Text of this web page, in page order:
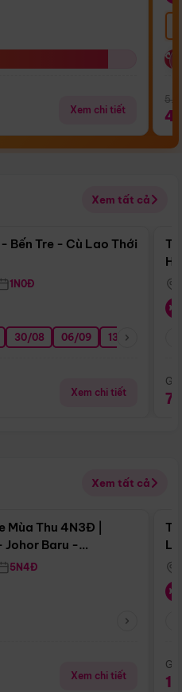
Xem chi tiết
Xem tất cả
Điểm nổi bật
Bến Tre - Cù Lao Thới
1N0Đ
30/08 06/09 13/09
Xem chi tiết
Xem tất cả
Điểm nổi bật
Thu 4N3Đ |
Johor Baru -
5N4Đ
Xem chi tiết